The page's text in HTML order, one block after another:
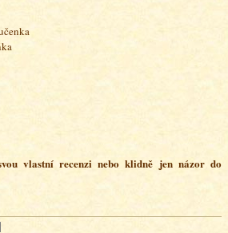
vlastní recenzi nebo klidně jen názor do